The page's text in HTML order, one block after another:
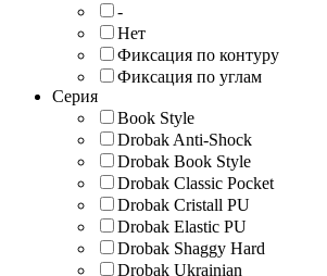
-
Нет
Фиксация по контуру
Фиксация по углам
Серия
Book Style
Drobak Anti-Shock
Drobak Book Style
Drobak Classic Pocket
Drobak Cristall PU
Drobak Elastic PU
Drobak Shaggy Hard
Drobak Ukrainian